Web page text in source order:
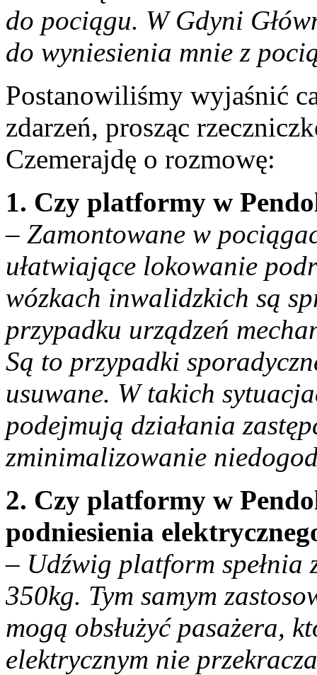
do pociągu. W Gdyni
do wyniesienia mnie z
Postanowiliśmy wyjaśnić
zdarzeń, prosząc
Czemerajdę o rozmowę:
1. Czy platformy w
– Zamontowane w
ułatwiające lokowanie
wózkach inwalidzkich są
przypadku urządzeń
Są to przypadki
usuwane. W takich
podejmują działania
zminimalizowanie
2. Czy platformy w
podniesienia
– Udźwig platform spełnia
350kg. Tym samym
mogą obsłużyć pasażera,
elektrycznym nie